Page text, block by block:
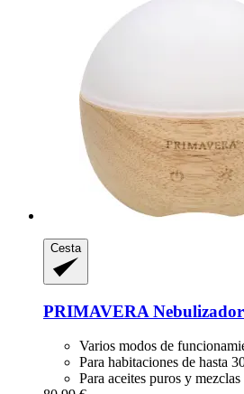
Cesta
PRIMAVERA
Varios modos de
Para habitaciones de hasta
Para aceites puros y